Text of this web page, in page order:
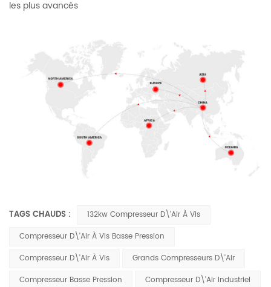
les plus avancés
TAGS CHAUDS :
132kw Compresseur D\'air À Vis
Compresseur D\'air À Vis Basse Pression
Compresseur D\'air À Vis
Grands Compresseurs D\'air
Compresseur Basse Pression
Compresseur D\'air Industriel